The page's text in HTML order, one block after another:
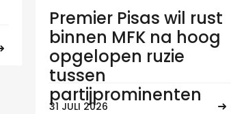
Premier Pisas wil rust
binnen MFK na hoog
opgelopen ruzie
tussen
partijprominenten
31 JULI 2026